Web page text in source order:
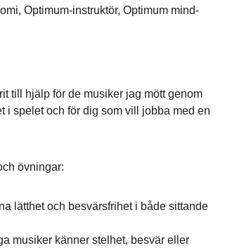
Optimum-instruktör, Optimum mind-
till hjälp för de musiker jag mött genom
i spelet och för dig som vill jobba med en
övningar:
lätthet och besvärsfrihet i både sittande
musiker känner stelhet, besvär eller